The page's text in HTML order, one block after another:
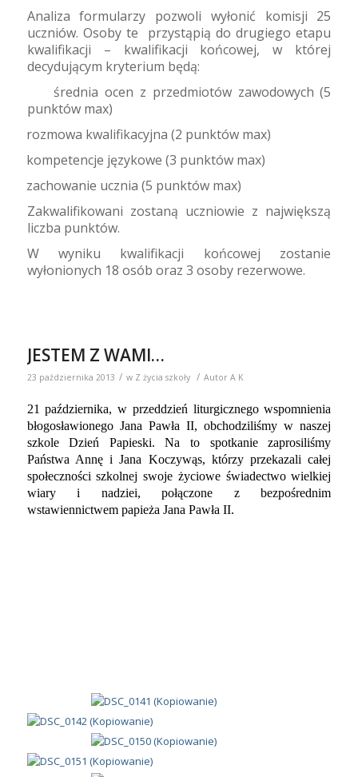
Analiza formularzy pozwoli wyłonić komisji 25
uczniów. Osoby te
przystąpią do drugiego etapu
kwalifikacji – kwalifikacji końcowej, w której
decydującym kryterium będą:
średnia ocen z przedmiotów zawodowych (5
punktów max)
rozmowa kwalifikacyjna (2 punktów max)
kompetencje językowe (3 punktów max)
zachowanie ucznia (5 punktów max)
Zakwalifikowani zostaną uczniowie z największą
liczba punktów.
W wyniku kwalifikacji końcowej zostanie
wyłonionych 18 osób oraz 3 osoby rezerwowe.
JESTEM Z WAMI…
23 października 2013 / w Z życia szkoły / Autor A K
21 października, w przeddzień liturgicznego wspomnienia
błogosławionego Jana Pawła II, obchodziliśmy w naszej
szkole Dzień Papieski. Na to spotkanie zaprosiliśmy
Państwa Annę i Jana Koczywąs, którzy przekazali całej
społeczności szkolnej swoje życiowe świadectwo wielkiej
wiary i nadziei, połączone z bezpośrednim
wstawiennictwem papieża Jana Pawła II.